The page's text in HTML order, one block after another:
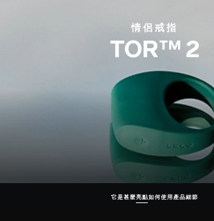
情侶戒指
TOR™ 2
它是甚麼亮點如何使用產品細節